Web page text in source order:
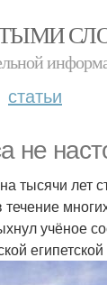
статьи
не
тысячи лет
учёное
египетской